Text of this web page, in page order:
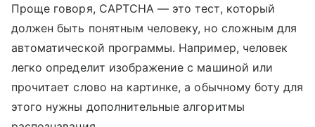
Проще говоря, CAPTCHA — это тест, который
должен быть понятным человеку, но сложным для
автоматической программы. Например, человек
легко определит изображение с машиной или
прочитает слово на картинке, а обычному боту для
этого нужны дополнительные алгоритмы